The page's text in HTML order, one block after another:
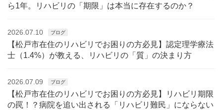
ら1年。リハビリの「期限」は本当に存在するのか？
2026.07.10 ブログ
【松戸市在住のリハビリでお困りの方必見】認定理学療法
士（1.4%）が教える、リハビリの「質」の決まり方
2026.07.09 ブログ
【松戸市在住のリハビリでお困りの方必見】リハビリ期限
の罠！？病院を追い出される「リハビリ難民」にならない